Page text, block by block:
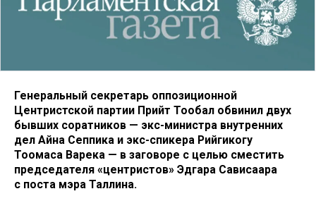
Генеральный секретарь оппозиционной
Центристской партии Прийт Тообал обвинил двух
бывших соратников — экс-министра внутренних
дел Айна Сеппика и экс-спикера Рийгикогу
Тоомаса Варека — в заговоре с целью сместить
председателя «центристов» Эдгара Сависаара
с поста мэра Таллина.